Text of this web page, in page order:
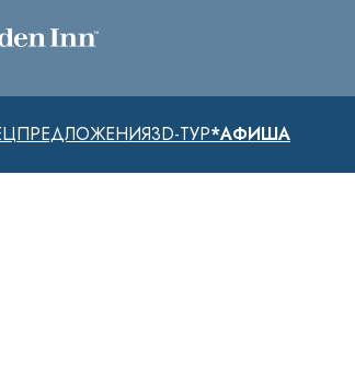
3D-ТУР*АФИША